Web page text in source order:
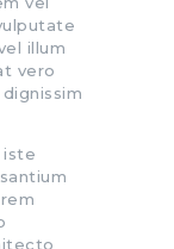
illum
vero
iste